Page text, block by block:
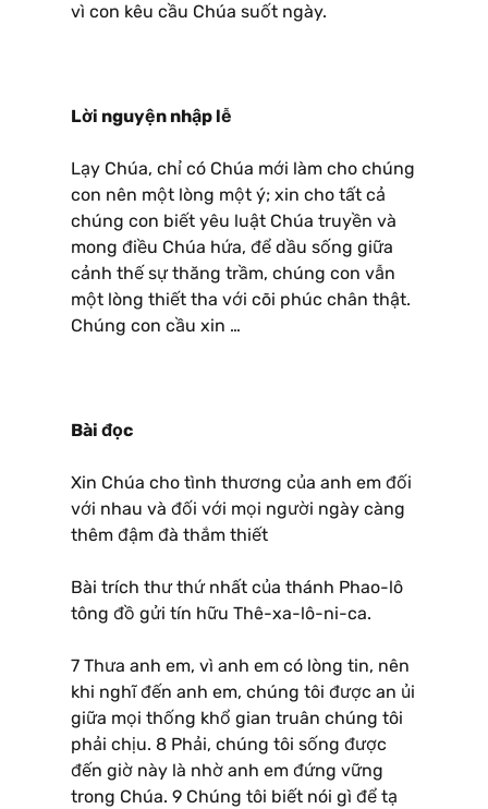
vì con kêu cầu Chúa suốt ngày.
Lời nguyện nhập lễ
Lạy Chúa, chỉ có Chúa mới làm cho chúng
con nên một lòng một ý; xin cho tất cả
chúng con biết yêu luật Chúa truyền và
mong điều Chúa hứa, để dầu sống giữa
cảnh thế sự thăng trầm, chúng con vẫn
một lòng thiết tha với cõi phúc chân thật.
Chúng con cầu xin …
Bài đọc
Xin Chúa cho tình thương của anh em đối
với nhau và đối với mọi người ngày càng
thêm đậm đà thắm thiết
Bài trích thư thứ nhất của thánh Phao-lô
tông đồ gửi tín hữu Thê-xa-lô-ni-ca.
7 Thưa anh em, vì anh em có lòng tin, nên
khi nghĩ đến anh em, chúng tôi được an ủi
giữa mọi thống khổ gian truân chúng tôi
phải chịu. 8 Phải, chúng tôi sống được
đến giờ này là nhờ anh em đứng vững
trong Chúa. 9 Chúng tôi biết nói gì để tạ